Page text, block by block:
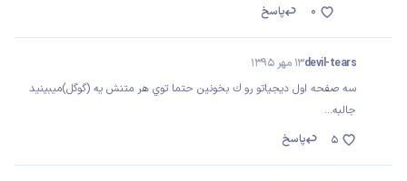
پاسخ 0
devil-tears13 مهر 1395
سه صفحه اول ديجياتو رو ك بخونين حتما توي هر متنش يه (گوگل)ميبينيد
جالبه...
پاسخ
5